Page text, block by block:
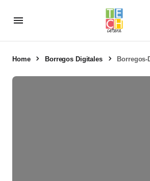
Home Borregos Digitales Borregos-